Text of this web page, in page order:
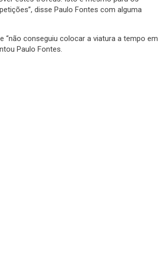
disse Paulo Fontes com alguma
“não conseguiu colocar a viatura a tempo em
Paulo Fontes.